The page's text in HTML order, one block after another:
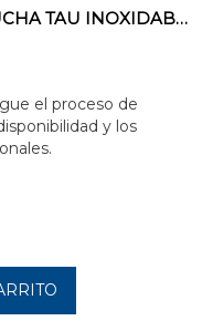
KIT BIDÉ TELEDUCHA TAU INOXIDABLE
el proceso de
y los